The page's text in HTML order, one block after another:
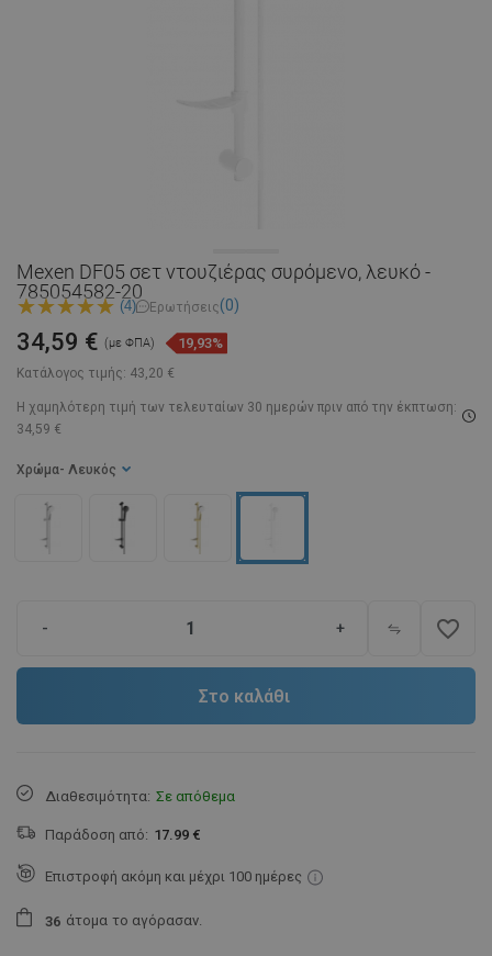
Mexen DF05 σετ ντουζιέρας συρόμενο, λευκό -
785054582-20
(4) Ερωτήσεις(0)
Κατάλογος τιμής: 43,20 €
34,59 € (με ΦΠΑ) 19,93%
Η χαμηλότερη τιμή των τελευταίων 30 ημερών πριν από την έκπτωση:
34,59 €
Χρώμα - Λευκός
- + favorite_border
Στο καλάθι
Διαθεσιμότητα: Σε απόθεμα
Παράδοση από: 17.99 €
Επιστροφή ακόμη και μέχρι 100 ημέρες
36 άτομα το αγόρασαν.